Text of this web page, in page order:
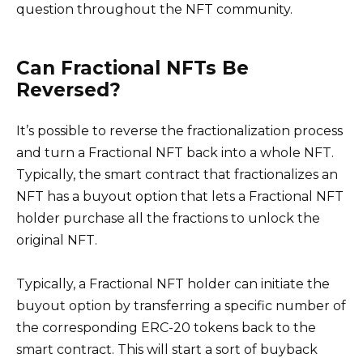
question throughout the NFT community.
Can Fractional NFTs Be
Reversed?
It’s possible to reverse the fractionalization process
and turn a Fractional NFT back into a whole NFT.
Typically, the smart contract that fractionalizes an
NFT has a buyout option that lets a Fractional NFT
holder purchase all the fractions to unlock the
original NFT.
Typically, a Fractional NFT holder can initiate the
buyout option by transferring a specific number of
the corresponding ERC-20 tokens back to the
smart contract. This will start a sort of buyback